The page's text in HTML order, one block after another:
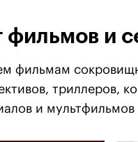
фильмов и
фильмам
триллеров,
и мультфильмов